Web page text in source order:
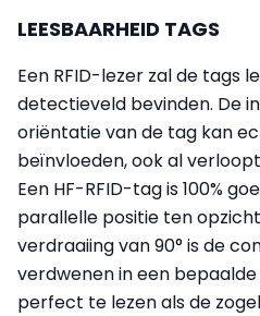
LEESBAARHEID TAGS
Een RFID-lezer zal de tags
detectieveld bevinden. De
oriëntatie van de tag kan
beïnvloeden, ook al
Een HF-RFID-tag is 100%
parallelle positie ten
verdraaiing van 90° is de
verdwenen in een bepaalde
perfect te lezen als de